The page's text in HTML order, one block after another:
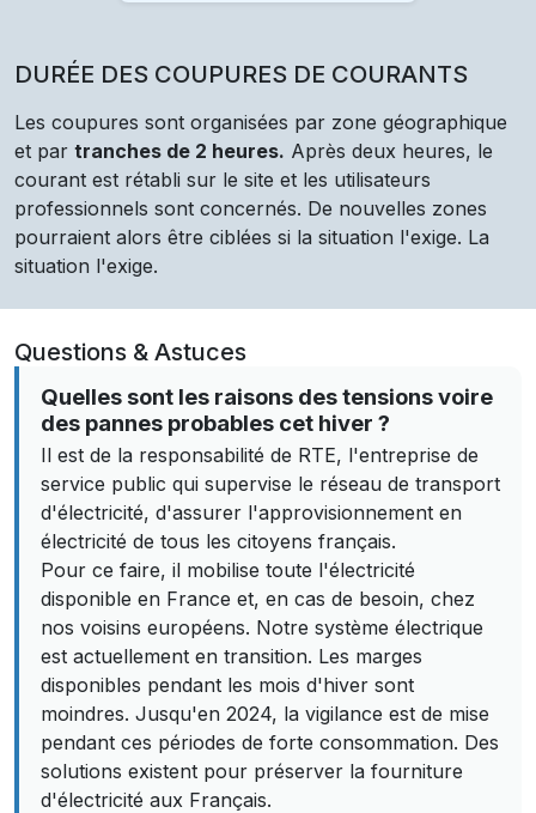
DURÉE DES COUPURES DE COURANTS
Les coupures sont organisées par zone géographique
et par tranches de 2 heures. Après deux heures, le
courant est rétabli sur le site et les utilisateurs
professionnels sont concernés. De nouvelles zones
pourraient alors être ciblées si la situation l'exige. La
situation l'exige.
Questions & Astuces
Quelles sont les raisons des tensions voire
des pannes probables cet hiver ?
Il est de la responsabilité de RTE, l'entreprise de
service public qui supervise le réseau de transport
d'électricité, d'assurer l'approvisionnement en
électricité de tous les citoyens français.
Pour ce faire, il mobilise toute l'électricité
disponible en France et, en cas de besoin, chez
nos voisins européens. Notre système électrique
est actuellement en transition. Les marges
disponibles pendant les mois d'hiver sont
moindres. Jusqu'en 2024, la vigilance est de mise
pendant ces périodes de forte consommation. Des
solutions existent pour préserver la fourniture
d'électricité aux Français.